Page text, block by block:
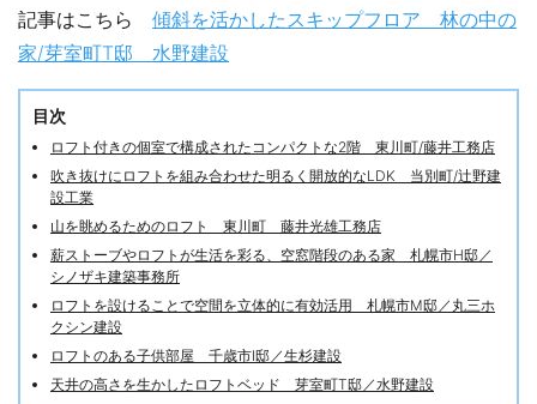
記事はこちら 傾斜を活かしたスキップフロア 林の中の
家/芽室町T邸 水野建設
目次
ロフト付きの個室で構成されたコンパクトな2階 東川町/藤井工務店
吹き抜けにロフトを組み合わせた明るく開放的なLDK 当別町/辻野建
設工業
山を眺めるためのロフト 東川町 藤井光雄工務店
薪ストーブやロフトが生活を彩る、空窓階段のある家 札幌市H邸／
シノザキ建築事務所
ロフトを設けることで空間を立体的に有効活用 札幌市M邸／丸三ホ
クシン建設
ロフトのある子供部屋 千歳市I邸／生杉建設
天井の高さを生かしたロフトベッド 芽室町T邸／水野建設